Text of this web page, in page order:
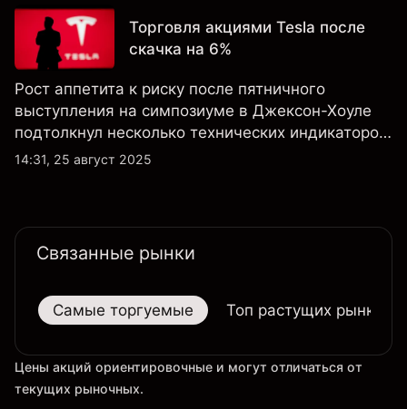
крайне оптимистичными.
Торговля акциями Tesla после
скачка на 6%
Рост аппетита к риску после пятничного
выступления на симпозиуме в Джексон-Хоуле
подтолкнул несколько технических индикаторов
по акциям Tesla к положительным значениям,
14:31, 25 август 2025
Связанные рынки
Самые торгуемые Топ растущих рынков
Цены акций ориентировочные и могут отличаться от
текущих рыночных.